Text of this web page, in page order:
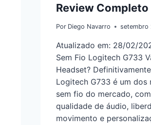
Review Completo
Por Diego Navarro setembro
Atualizado em: 28/02/
Sem Fio Logitech G733
Headset?
Logitech G733 é um dos
sem fio do mercado,
qualidade de áudio,
movimento e